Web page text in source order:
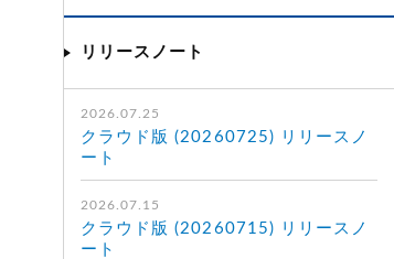
リリースノート
2026.07.25
クラウド版 (20260725) リリースノ
ート
2026.07.15
クラウド版 (20260715) リリースノ
ート